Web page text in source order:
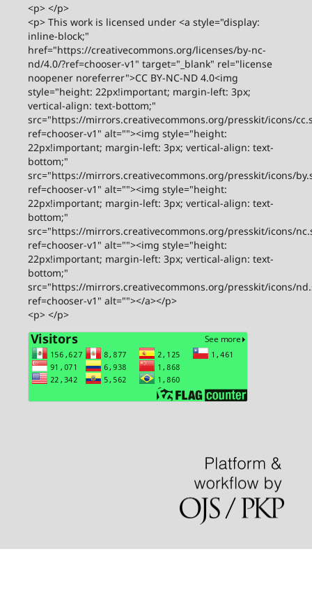
<p> </p>
<p> This work is licensed under <a style="display:
inline-block;"
href="https://creativecommons.org/licenses/by-nc-
nd/4.0/?ref=chooser-v1" target="_blank" rel="license
noopener noreferrer">CC BY-NC-ND 4.0<img
style="height: 22px!important; margin-left: 3px;
vertical-align: text-bottom;"
src="https://mirrors.creativecommons.org/presskit/icons/
ref=chooser-v1" alt=""><img style="height:
22px!important; margin-left: 3px; vertical-align: text-
bottom;"
src="https://mirrors.creativecommons.org/presskit/icons/
ref=chooser-v1" alt=""><img style="height:
22px!important; margin-left: 3px; vertical-align: text-
bottom;"
src="https://mirrors.creativecommons.org/presskit/icons/
ref=chooser-v1" alt=""><img style="height:
22px!important; margin-left: 3px; vertical-align: text-
bottom;"
src="https://mirrors.creativecommons.org/presskit/icons/
ref=chooser-v1" alt=""></a></p>
<p> </p>